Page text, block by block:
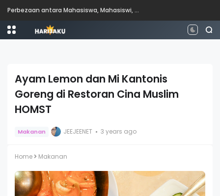
Nasi Kandar Ayam Negro yang Bikin Ketagih di Restoran Nasi Kandar Ali, Bukit Mertajam
Ayam Lemon dan Mi Kantonis
Goreng di Restoran Cina Muslim
HOMST
Makanan JEEJEENET 3 years ago
Home Makanan